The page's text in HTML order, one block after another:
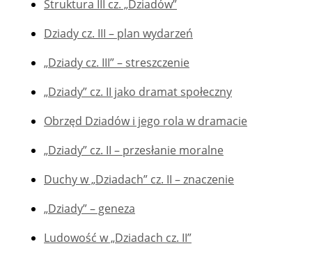
Struktura III cz. „Dziadów”
Dziady cz. III – plan wydarzeń
„Dziady cz. III” – streszczenie
„Dziady” cz. II jako dramat społeczny
Obrzęd Dziadów i jego rola w dramacie
„Dziady” cz. II – przesłanie moralne
Duchy w „Dziadach” cz. II – znaczenie
„Dziady” – geneza
Ludowość w „Dziadach cz. II”